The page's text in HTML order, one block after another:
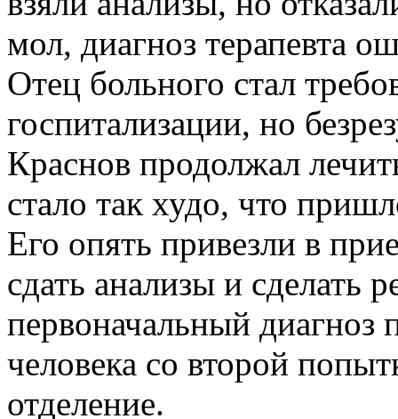
мол, диагноз терапевта
Отец больного стал
госпитализации, но
Краснов продолжал
стало так худо, что
Его опять привезли в
сдать анализы и сделать
первоначальный диагноз
человека со второй
отделение.